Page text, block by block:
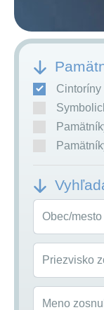
Cintoríny
Obec/
Priezvisko
Meno